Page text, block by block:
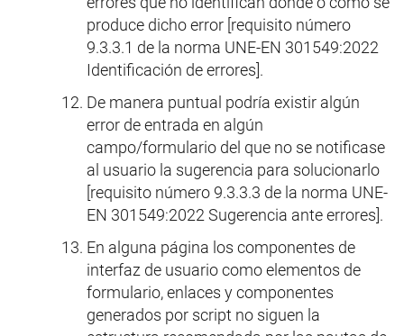
produce dicho error [requisito número
9.3.3.1 de la norma UNE-EN 301549:2022
Identificación de errores].
De manera puntual podría existir algún
error de entrada en algún
campo/formulario del que no se notificase
al usuario la sugerencia para solucionarlo
[requisito número 9.3.3.3 de la norma UNE-
EN 301549:2022 Sugerencia ante errores].
En alguna página los componentes de
interfaz de usuario como elementos de
formulario, enlaces y componentes
generados por script no siguen la